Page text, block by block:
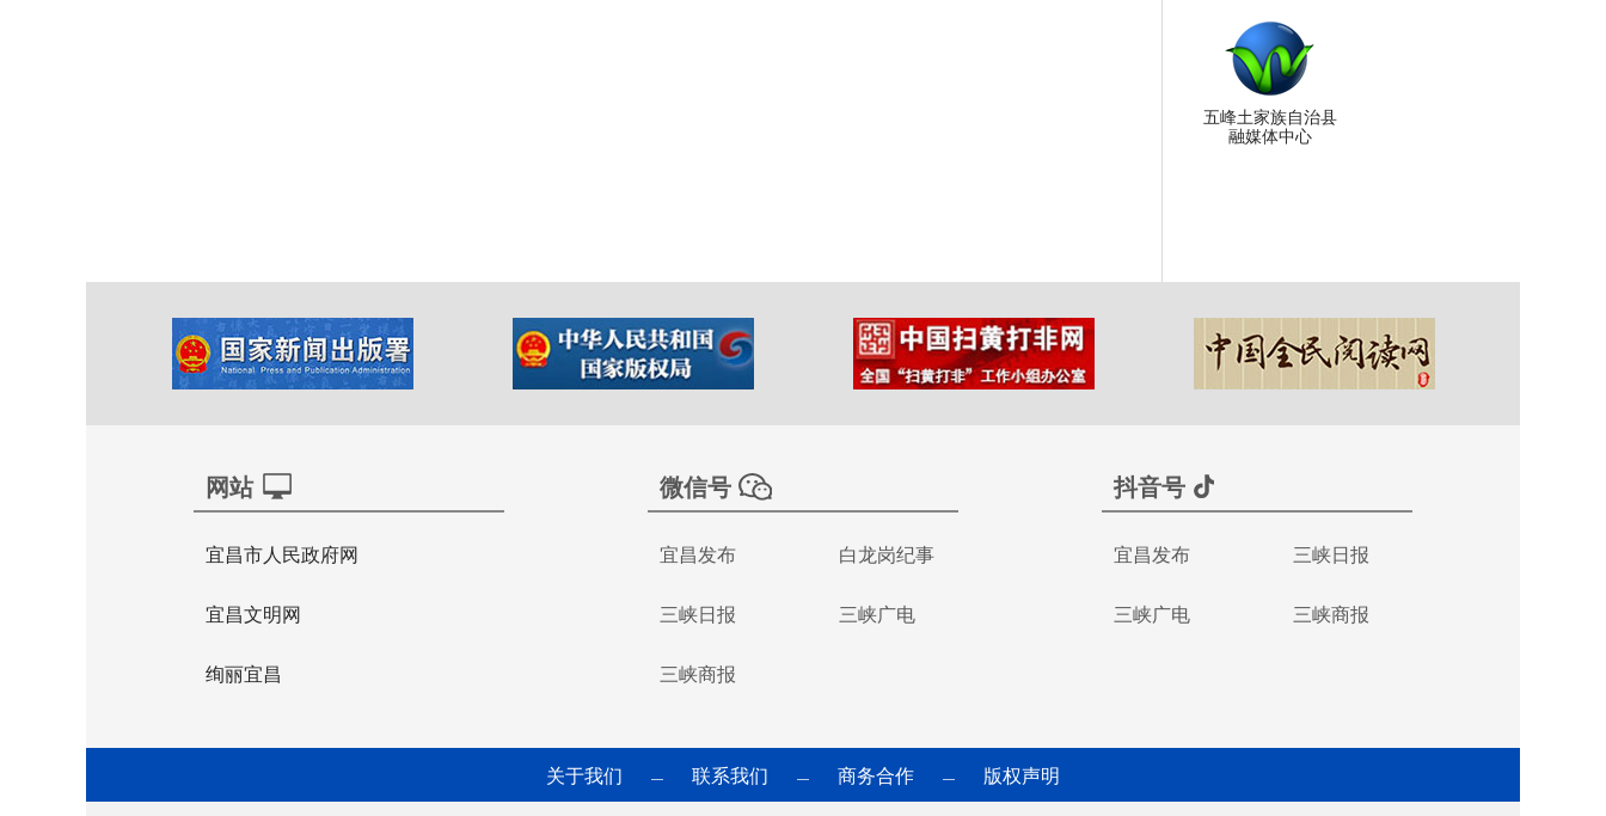
五峰土家族自治县
融媒体中心
网站
宜昌市人民政府网
宜昌文明网
绚丽宜昌
微信号
宜昌发布 白龙岗纪事
三峡日报 三峡广电
三峡商报
抖音号
宜昌发布 三峡日报
三峡广电 三峡商报
关于我们 — 联系我们 — 商务合作 — 版权声明